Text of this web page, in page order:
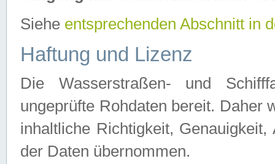
Siehe entsprechenden Abschnitt in
Haftung und Lizenz
Die Wasserstraßen- und
ungeprüfte Rohdaten bereit. Daher
inhaltliche Richtigkeit,
der Daten übernommen.